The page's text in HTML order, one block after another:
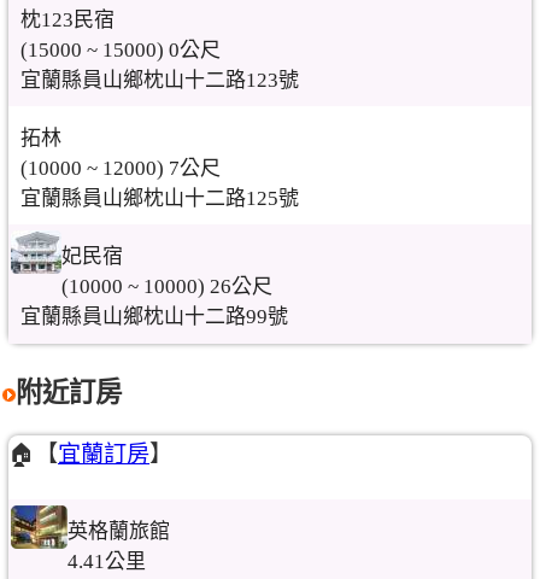
枕123民宿
(15000 ~ 15000) 0公尺
宜蘭縣員山鄉枕山十二路123號
拓林
(10000 ~ 12000) 7公尺
宜蘭縣員山鄉枕山十二路125號
妃民宿
(10000 ~ 10000) 26公尺
宜蘭縣員山鄉枕山十二路99號
附近訂房
🏠【宜蘭訂房】
英格蘭旅館
4.41公里